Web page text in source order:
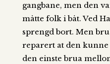
gangbane, men den
måtte folk i båt. Ved
sprengd bort. Men
reparert at den
den einste brua